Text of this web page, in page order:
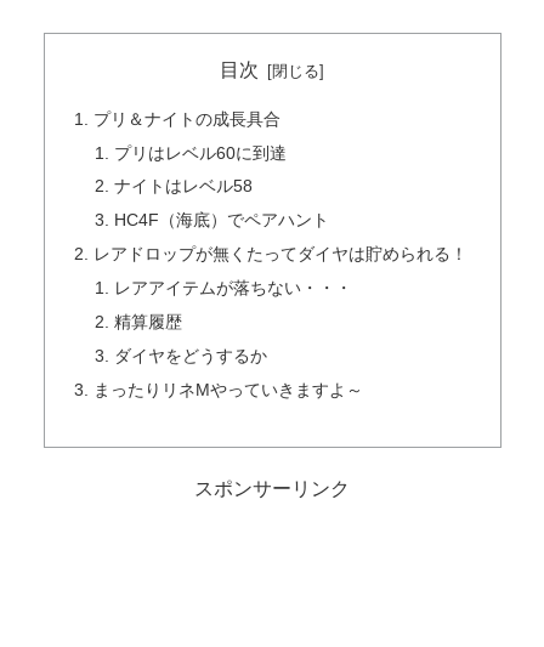
目次
プリ＆ナイトの成長具合
プリはレベル60に到達
ナイトはレベル58
HC4F（海底）でペアハント
レアドロップが無くたってダイヤは貯められる！
レアアイテムが落ちない・・・
精算履歴
ダイヤをどうするか
まったりリネMやっていきますよ～
スポンサーリンク